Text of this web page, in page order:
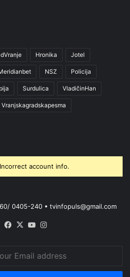
Hronika Jotel
NSZ Policija
Surdulica VladičinHan
Vranjskagradskapesma
account info.
0405-240 • tvinfopuls@gmail.com
RSS Facebook
X YouTube